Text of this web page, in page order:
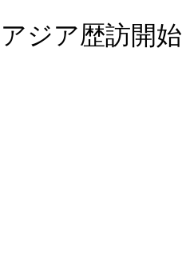
ジア歴訪開始